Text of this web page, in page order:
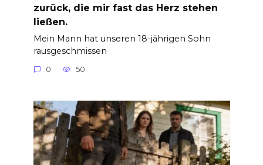
zurück, die mir fast das Herz stehen
ließen.
Mein Mann hat unseren 18-jährigen Sohn
rausgeschmissen
0 50